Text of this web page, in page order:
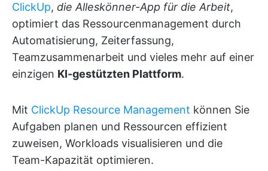
ClickUp, die Alleskönner-App für die Arbeit,
optimiert das Ressourcenmanagement durch
Automatisierung, Zeiterfassung,
Teamzusammenarbeit und vieles mehr auf einer
einzigen KI-gestützten Plattform.
Mit ClickUp Resource Management können Sie
Aufgaben planen und Ressourcen effizient
zuweisen, Workloads visualisieren und die
Team-Kapazität optimieren.